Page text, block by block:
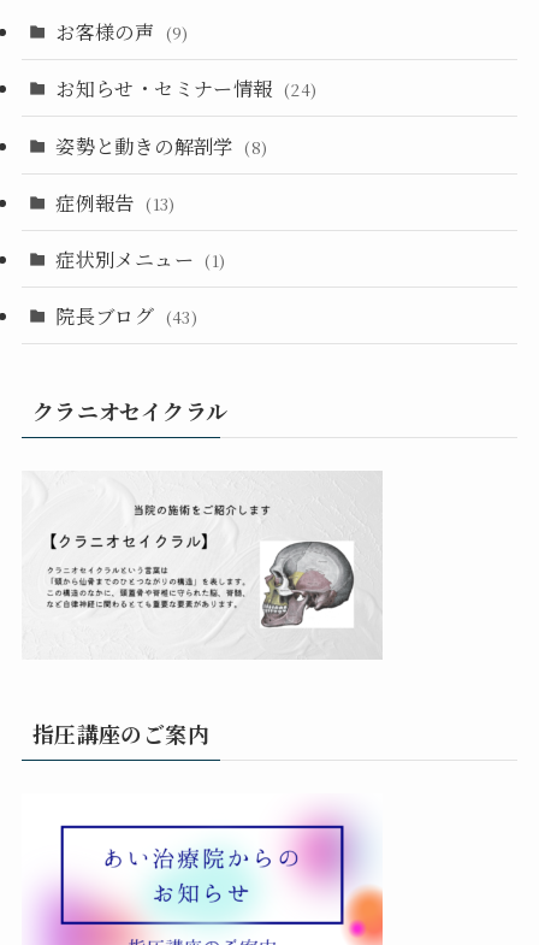
お客様の声 (9)
お知らせ・セミナー情報 (24)
姿勢と動きの解剖学 (8)
症例報告 (13)
症状別メニュー (1)
院長ブログ (43)
クラニオセイクラル
指圧講座のご案内